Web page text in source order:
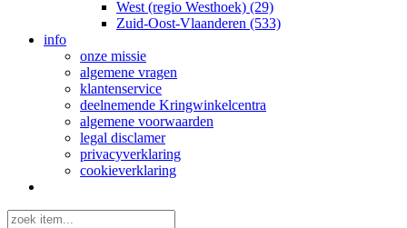
West (regio Westhoek) (29)
Zuid-Oost-Vlaanderen (533)
info
onze missie
algemene vragen
klantenservice
deelnemende Kringwinkelcentra
algemene voorwaarden
legal disclamer
privacyverklaring
cookieverklaring